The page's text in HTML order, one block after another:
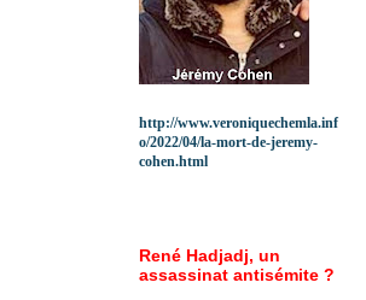
http://www.veroniquechemla.inf
o/2022/04/la-mort-de-jeremy-
cohen.html
René Hadjadj, un
assassinat antisémite ?